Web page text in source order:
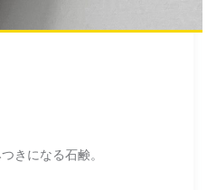
きになる石鹸。